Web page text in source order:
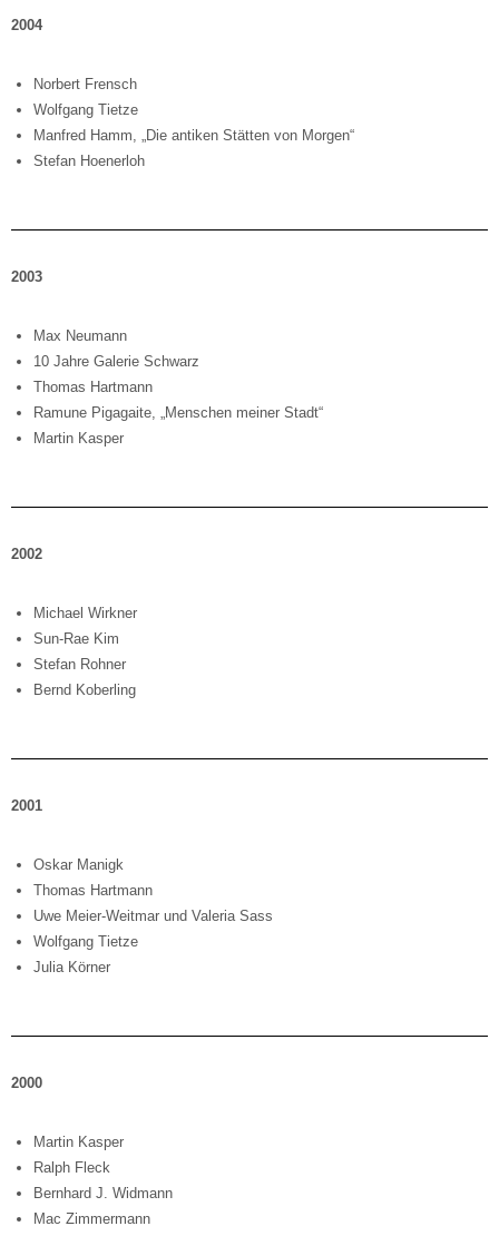
2004
Norbert Frensch
Wolfgang Tietze
Manfred Hamm, „Die antiken Stätten von Morgen“
Stefan Hoenerloh
2003
Max Neumann
10 Jahre Galerie Schwarz
Thomas Hartmann
Ramune Pigagaite, „Menschen meiner Stadt“
Martin Kasper
2002
Michael Wirkner
Sun-Rae Kim
Stefan Rohner
Bernd Koberling
2001
Oskar Manigk
Thomas Hartmann
Uwe Meier-Weitmar und Valeria Sass
Wolfgang Tietze
Julia Körner
2000
Martin Kasper
Ralph Fleck
Bernhard J. Widmann
Mac Zimmermann